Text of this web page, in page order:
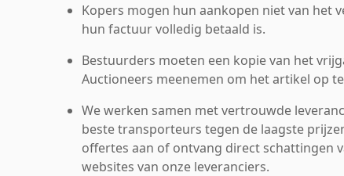
Kopers mogen hun aankopen niet van het
hun factuur volledig betaald is.
Bestuurders moeten een kopie van het
Auctioneers meenemen om het artikel op
We werken samen met vertrouwde
beste transporteurs tegen de laagste
offertes aan of ontvang direct schattingen
websites van onze leveranciers.